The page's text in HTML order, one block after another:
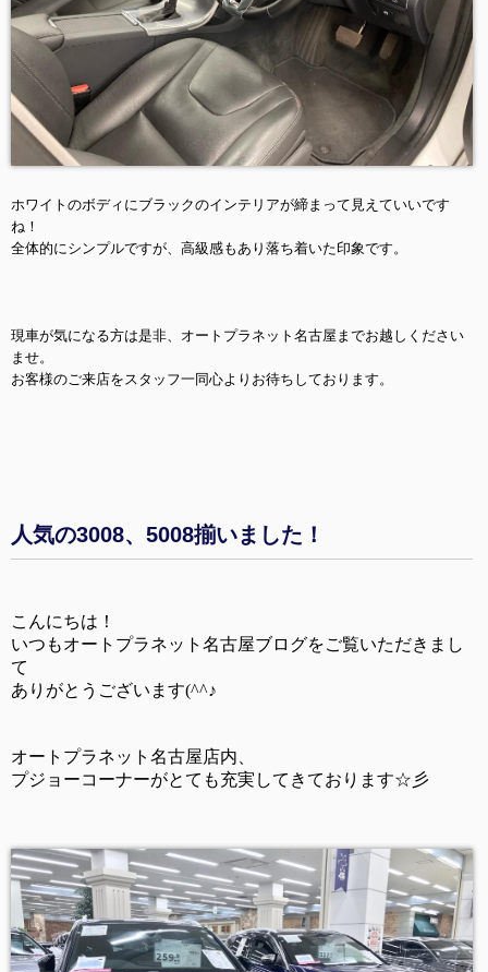
ホワイトのボディにブラックのインテリアが締まって見えていいです
ね！
全体的にシンプルですが、高級感もあり落ち着いた印象です。
現車が気になる方は是非、オートプラネット名古屋までお越しください
ませ。
お客様のご来店をスタッフ一同心よりお待ちしております。
人気の3008、5008揃いました！
こんにちは！
いつもオートプラネット名古屋ブログをご覧いただきまし
て
ありがとうございます(^^♪
オートプラネット名古屋店内、
プジョーコーナーがとても充実してきております☆彡